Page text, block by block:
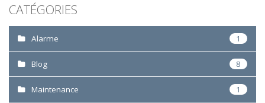
CATÉGORIES
Alarme 1
Blog 8
Maintenance 1